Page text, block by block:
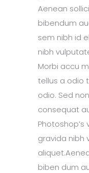
Aenean
bibendum
sem nibh id
nibh
Morbi accu
tellus a odio
odio. Sed
consequat
Photoshop’s
gravida nibh
biben dum